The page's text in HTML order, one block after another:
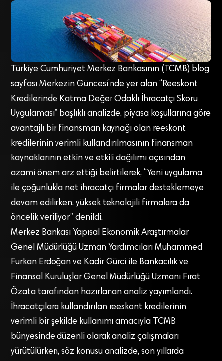
Türkiye Cumhuriyet Merkez Bankasının (TCMB) blog
sayfası Merkezin Güncesi’nde yer alan “Reeskont
Kredilerinde Katma Değer Odaklı İhracatçı Skoru
Uygulaması” başlıklı analizde, piyasa koşullarına göre
avantajlı bir finansman kaynağı olan reeskont
kredilerinin verimli kullandırılmasının finansman
kaynaklarının etkin ve etkili dağılımı açısından
azami önem arz ettiği belirtilerek, “Yeni uygulama
ile çoğunlukla net ihracatçı firmalar desteklemeye
devam edilirken, yüksek teknolojili firmalara da
öncelik veriliyor” denildi.
Merkez Bankası Yapısal Ekonomik Araştırmalar
Genel Müdürlüğü Uzman Yardımcıları Muhammed
Furkan Erdoğan ve Kadir Gürci ile Bankacılık ve
Finansal Kuruluşlar Genel Müdürlüğü Uzmanı Fırat
Özata tarafından hazırlanan analiz yayımlandı.
İhracatçılara kullandırılan reeskont kredilerinin
verimli bir şekilde kullanımı amacıyla TCMB
bünyesinde düzenli olarak analiz çalışmaları
yürütülürken, söz konusu analizde, son yıllarda